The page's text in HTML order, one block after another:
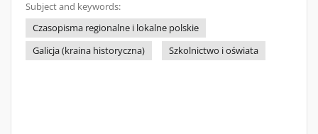
Subject and keywords:
Czasopisma regionalne i lokalne polskie
Galicja (kraina historyczna)
Szkolnictwo i oświata